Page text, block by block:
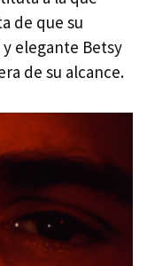
de que su
elegante Betsy
de su alcance.